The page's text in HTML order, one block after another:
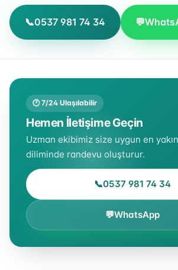
📞0537 981 74 34 💬
🕐 7/24 Ulaşılabilir
Hemen İletişime Geçin
Uzman ekibimiz size uygun en
diliminde randevu oluşturur.
📞0537 981 74 34
💬WhatsApp